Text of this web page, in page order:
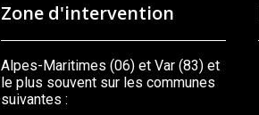
Zone d'intervention
Alpes-Maritimes (06) et Var (83) et
le plus souvent sur les communes
suivantes :